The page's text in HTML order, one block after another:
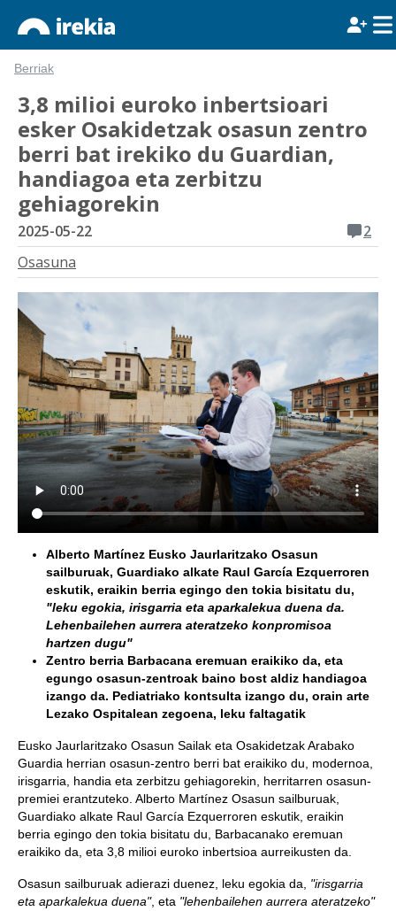
Berriak
3,8 milioi euroko inbertsioari
esker Osakidetzak osasun zentro
berri bat irekiko du Guardian,
handiagoa eta zerbitzu
gehiagorekin
2025-05-22
2
Osasuna
Alberto Martínez Eusko Jaurlaritzako Osasun
sailburuak, Guardiako alkate Raul García Ezquerroren
eskutik, eraikin berria egingo den tokia bisitatu du,
"leku egokia, irisgarria eta aparkalekua duena da.
Lehenbailehen aurrera ateratzeko konpromisoa
hartzen dugu"
Zentro berria Barbacana eremuan eraikiko da, eta
egungo osasun-zentroak baino bost aldiz handiagoa
izango da. Pediatriako kontsulta izango du, orain arte
Lezako Ospitalean zegoena, leku faltagatik
Eusko Jaurlaritzako Osasun Sailak eta Osakidetzak Arabako
Guardia herrian osasun-zentro berri bat eraikiko du, modernoa,
irisgarria, handia eta zerbitzu gehiagorekin, herritarren osasun-
premiei erantzuteko. Alberto Martínez Osasun sailburuak,
Guardiako alkate Raul García Ezquerroren eskutik, eraikin
berria egingo den tokia bisitatu du, Barbacanako eremuan
eraikiko da, eta 3,8 milioi euroko inbertsioa aurreikusten da.
Osasun sailburuak adierazi duenez, leku egokia da, "irisgarria
eta aparkalekua duena", eta "lehenbailehen aurrera ateratzeko"